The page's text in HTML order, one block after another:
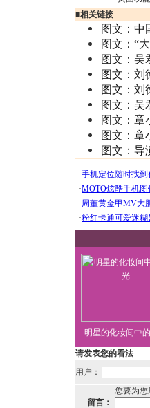
■相关链接
图文：中
图文：“
图文：吴
图文：刘
图文：刘
图文：
图文：章
图文：章
图文：导
明星的化妆间中
请发表您的看法
用户：
您要为您
留言：